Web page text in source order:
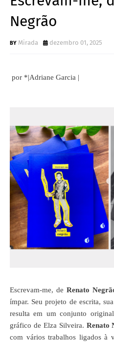
Negrão
Mirada dezembro 01, 2025
por *|Adriane Garcia |
Escrevam-me, de Renato
ímpar. Seu projeto de escrita,
resulta em um conjunto
gráfico de Elza Silveira. Renato
com vários trabalhos ligados à